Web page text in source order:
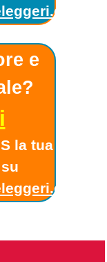
e
la tua